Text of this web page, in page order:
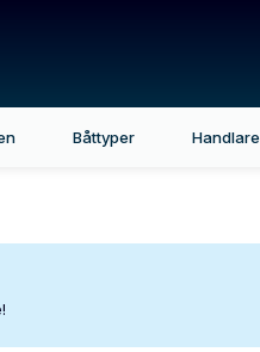
Båttyper Handlare